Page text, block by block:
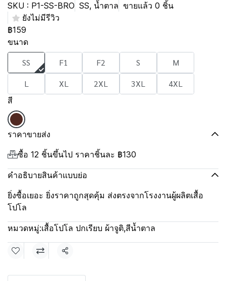
SKU : P1-SS-BRO SS, น้ำตาล ขายแล้ว 0 ชิ้น
ยังไม่มีรีวิว
฿159
ขนาด
SS F1 F2 S
M
L
XL 2XL 3XL 4XL
สี
ราคาขายส่ง
ซื้อ 12 ชิ้นขึ้นไป ราคาชิ้นละ ฿130
คำอธิบายสินค้าแบบย่อ
ยิ่งซื้อเยอะ ยิ่งราคาถูกสุดคุ้ม ส่งตรงจากโรงงานผู้ผลิตเสื้อ
โปโล
หมวดหมู่:เสื้อโปโล ปกเรียบ ผ้าจูติ,สีน้ำตาล
แชร์